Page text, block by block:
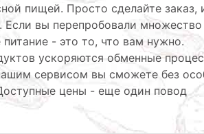
пищей. Просто сделайте заказ,
вы перепробовали множество
- это то, что вам нужно.
ускоряются обменные
сервисом вы сможете без
цены - еще один повод